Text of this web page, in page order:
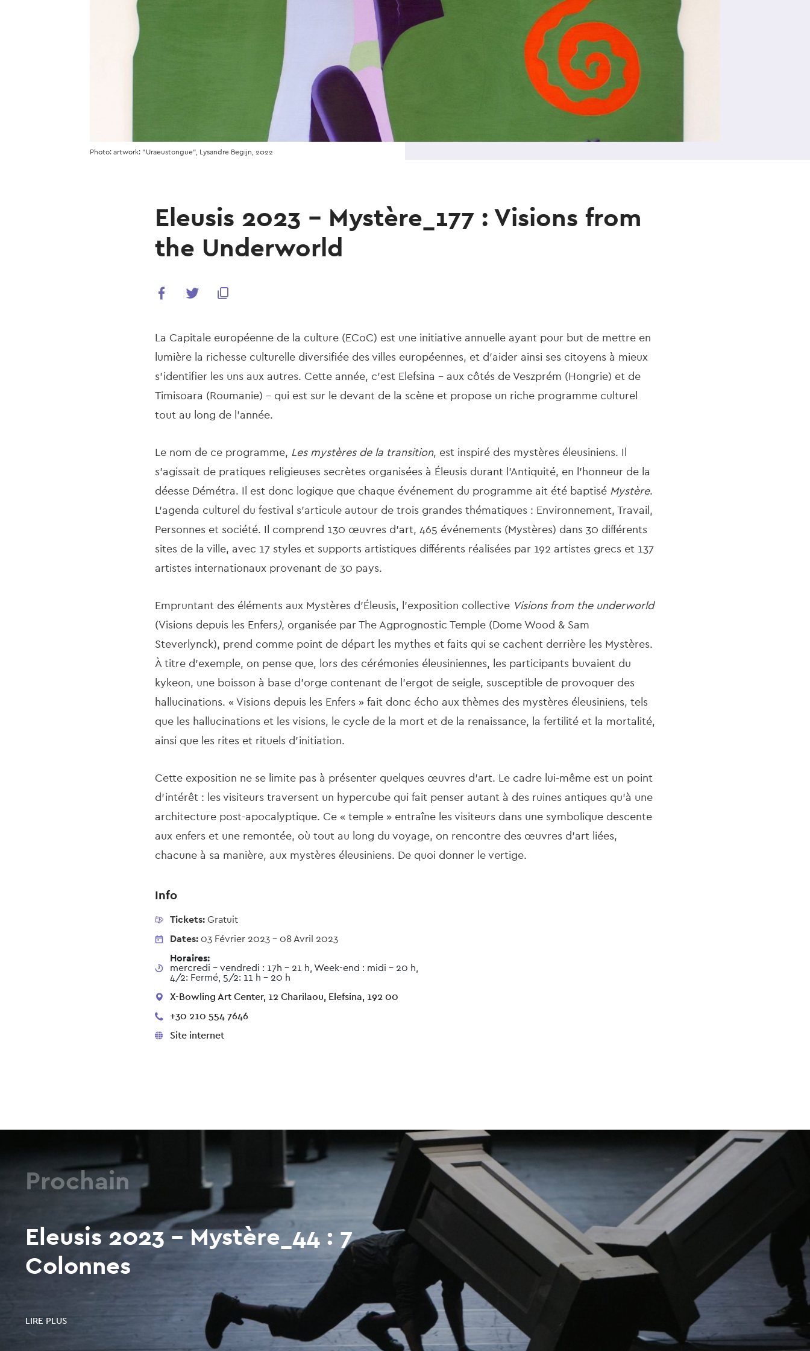
Photo: artwork: "Uraeustongue", Lysandre Begijn, 2022
Eleusis 2023 - Mystère_177 : Visions from
the Underworld
La Capitale européenne de la culture (ECoC) est une initiative annuelle ayant pour but de mettre en
lumière la richesse culturelle diversifiée des villes européennes, et d'aider ainsi ses citoyens à mieux
s'identifier les uns aux autres. Cette année, c’est Elefsina - aux côtés de Veszprém (Hongrie) et de
Timisoara (Roumanie) - qui est sur le devant de la scène et propose un riche programme culturel
tout au long de l'année.
Le nom de ce programme, Les mystères de la transition, est inspiré des mystères éleusiniens. Il
s'agissait de pratiques religieuses secrètes organisées à Éleusis durant l'Antiquité, en l'honneur de la
déesse Démétra. Il est donc logique que chaque événement du programme ait été baptisé Mystère.
L'agenda culturel du festival s'articule autour de trois grandes thématiques : Environnement, Travail,
Personnes et société. Il comprend 130 œuvres d'art, 465 événements (Mystères) dans 30 différents
sites de la ville, avec 17 styles et supports artistiques différents réalisées par 192 artistes grecs et 137
artistes internationaux provenant de 30 pays.
Empruntant des éléments aux Mystères d'Éleusis, l'exposition collective Visions from the underworld
(Visions depuis les Enfers), organisée par The Agprognostic Temple (Dome Wood & Sam
Steverlynck), prend comme point de départ les mythes et faits qui se cachent derrière les Mystères.
À titre d'exemple, on pense que, lors des cérémonies éleusiniennes, les participants buvaient du
kykeon, une boisson à base d'orge contenant de l'ergot de seigle, susceptible de provoquer des
hallucinations. « Visions depuis les Enfers » fait donc écho aux thèmes des mystères éleusiniens, tels
que les hallucinations et les visions, le cycle de la mort et de la renaissance, la fertilité et la mortalité,
ainsi que les rites et rituels d'initiation.
Cette exposition ne se limite pas à présenter quelques œuvres d'art. Le cadre lui-même est un point
d'intérêt : les visiteurs traversent un hypercube qui fait penser autant à des ruines antiques qu'à une
architecture post-apocalyptique. Ce « temple » entraîne les visiteurs dans une symbolique descente
aux enfers et une remontée, où tout au long du voyage, on rencontre des œuvres d'art liées,
chacune à sa manière, aux mystères éleusiniens. De quoi donner le vertige.
Info
Tickets:Gratuit
Dates:03 Février 2023-08 Avril 2023
Horaires:
mercredi - vendredi : 17h - 21 h, Week-end : midi - 20 h,
4/2: Fermé, 5/2: 11 h - 20 h
X-Bowling Art Center, 12 Charilaou, Elefsina, 192 00
+30 210 554 7646
Site internet
Prochain
Eleusis 2023 - Mystère_44 : 7
Colonnes
LIRE PLUS